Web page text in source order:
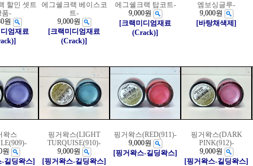
할인 셋트
품-
원
엄재료
에그쉘크랙 베이스코
트-
9,000원
[크랙미디엄재료
(Crack)]
에그쉘크랙 탑코트-
9,000원
[크랙미디엄재료
(Crack)]
엠보싱글루-
9,000원
[바탕채색제]
왁스
원
-길딩왁스]
핑거왁스(LIGHT
TURQUISE(910)-
9,000원
[핑거왁스-길딩왁스]
핑거왁스(RED(911)-
9,000원
[핑거왁스-길딩왁스]
핑거왁스(DARK
PINK(912)-
9,000원
[핑거왁스-길딩왁스]